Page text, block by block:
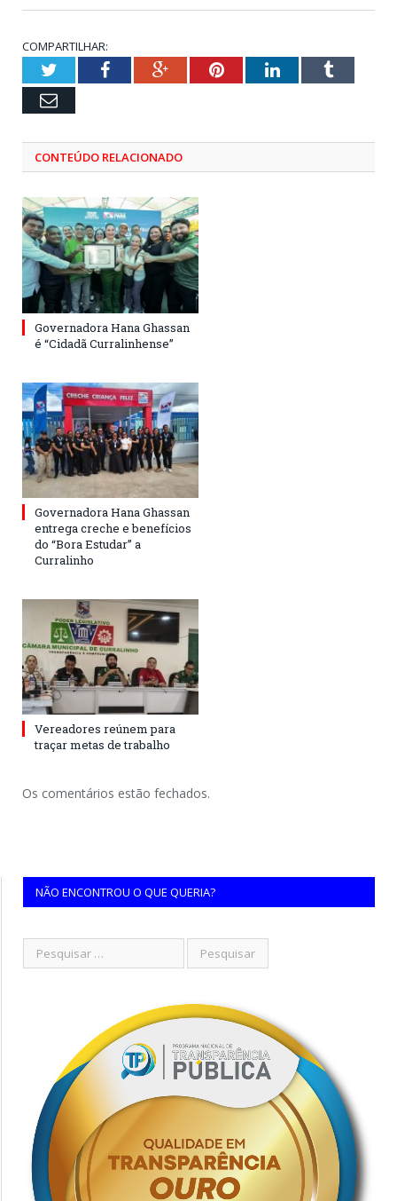
COMPARTILHAR:
TwitterFacebookGoogle+PinterestLinkedInTumblr
Email
CONTEÚDO RELACIONADO
Governadora Hana Ghassan
é “Cidadã Curralinhense”
Governadora Hana Ghassan
entrega creche e benefícios
do “Bora Estudar” a
Curralinho
Vereadores reúnem para
traçar metas de trabalho
Os comentários estão fechados.
NÃO ENCONTROU O QUE QUERIA?